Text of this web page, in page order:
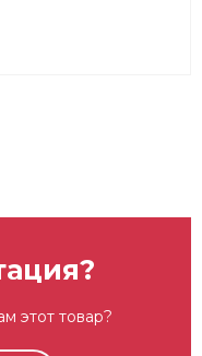
этот товар?